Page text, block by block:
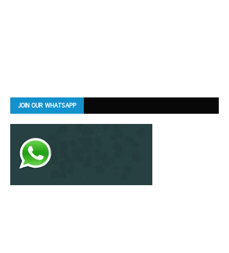
JOIN OUR WHATSAPP